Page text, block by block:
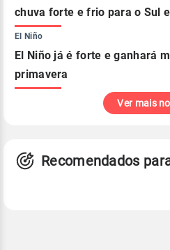
chuva forte e frio para o Sul
El Niño
El Niño já é forte e ganhará
primavera
Ver mais
Recomendados